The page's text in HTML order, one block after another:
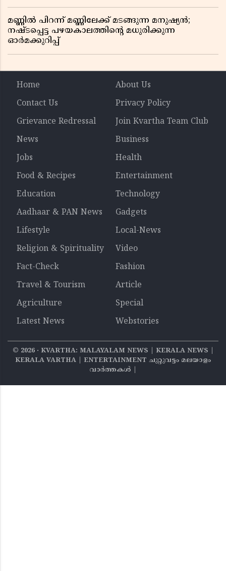
മണ്ണിൽ പിറന്ന് മണ്ണിലേക്ക് മടങ്ങുന്ന മനുഷ്യൻ;
നഷ്ടപ്പെട്ട പഴയകാലത്തിൻ്റെ മധുരിക്കുന്ന
ഓർമക്കുറിപ്പ്
Home
About Us
Contact Us
Privacy Policy
Grievance Redressal
Join Kvartha Team Club
News
Business
Jobs
Health
Food & Recipes
Entertainment
Education
Technology
Aadhaar & PAN News
Gadgets
Lifestyle
Local-News
Religion & Spirituality
Video
Fact-Check
Fashion
Travel & Tourism
Article
Agriculture
Special
Latest News
Webstories
© 2026‧ KVARTHA: MALAYALAM NEWS | KERALA NEWS |
KERALA VARTHA | ENTERTAINMENT ചുറ്റുവട്ടം മലയാളം
വാര്‍ത്തകൾ |